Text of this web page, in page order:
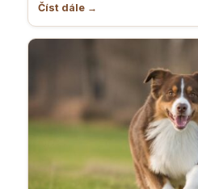
Číst dále →